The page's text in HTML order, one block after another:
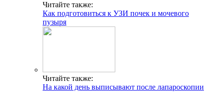
Читайте также:
Как подготовиться к УЗИ почек и мочевого
пузыря
Читайте также:
На какой день выписывают после лапароскопии